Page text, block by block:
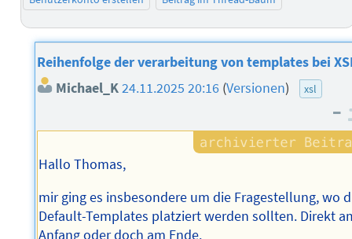
Reihenfolge der verarbeitung von templates bei
Michael_K24.11.2025 20:16 (Versionen) xsl
–
Hallo Thomas,
mir ging es insbesondere um die Fragestellung, wo
Default-Templates platziert werden sollten. Direkt
Anfang oder doch am Ende.